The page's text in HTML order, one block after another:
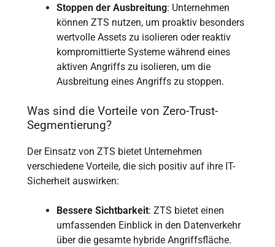
Stoppen der Ausbreitung: Unternehmen
können ZTS nutzen, um proaktiv besonders
wertvolle Assets zu isolieren oder reaktiv
kompromittierte Systeme während eines
aktiven Angriffs zu isolieren, um die
Ausbreitung eines Angriffs zu stoppen.
Was sind die Vorteile von Zero-Trust-
Segmentierung?
Der Einsatz von ZTS bietet Unternehmen
verschiedene Vorteile, die sich positiv auf ihre IT-
Sicherheit auswirken:
Bessere Sichtbarkeit: ZTS bietet einen
umfassenden Einblick in den Datenverkehr
über die gesamte hybride Angriffsfläche.